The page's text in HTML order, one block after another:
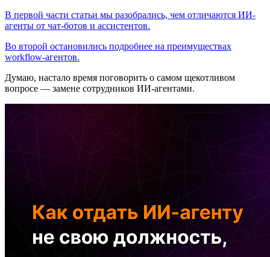
В первой части статьи мы разобрались, чем отличаются ИИ-
агенты от чат-ботов и ассистентов.
Во второй остановились подробнее на преимуществах
workflow-агентов.
Думаю, настало время поговорить о самом щекотливом
вопросе — замене сотрудников ИИ-агентами.